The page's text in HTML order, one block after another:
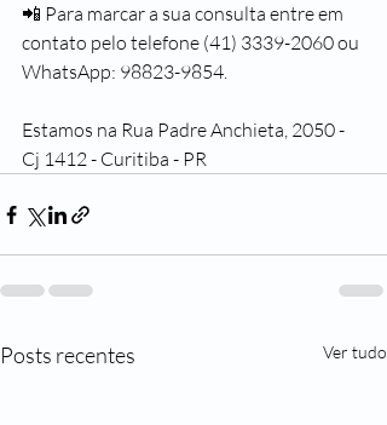
📲 Para marcar a sua consulta entre em
contato pelo telefone (41) 3339-2060 ou
WhatsApp: 98823-9854.
Estamos na Rua Padre Anchieta, 2050 -
Cj 1412 - Curitiba - PR
Posts recentes Ver tudo